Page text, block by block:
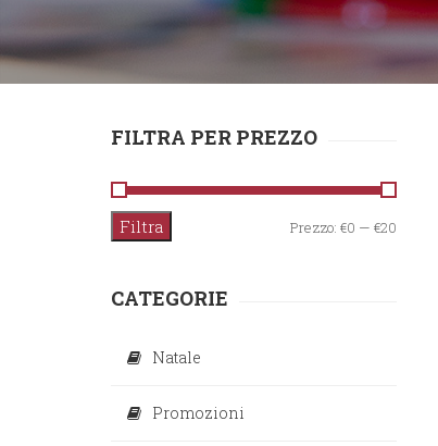
Vacanze
Guide didattiche
FILTRA PER PREZZO
Prezzo
Prezzo
Filtra Prezzo: €0 — €20
CATEGORIE
Natale
Promozioni